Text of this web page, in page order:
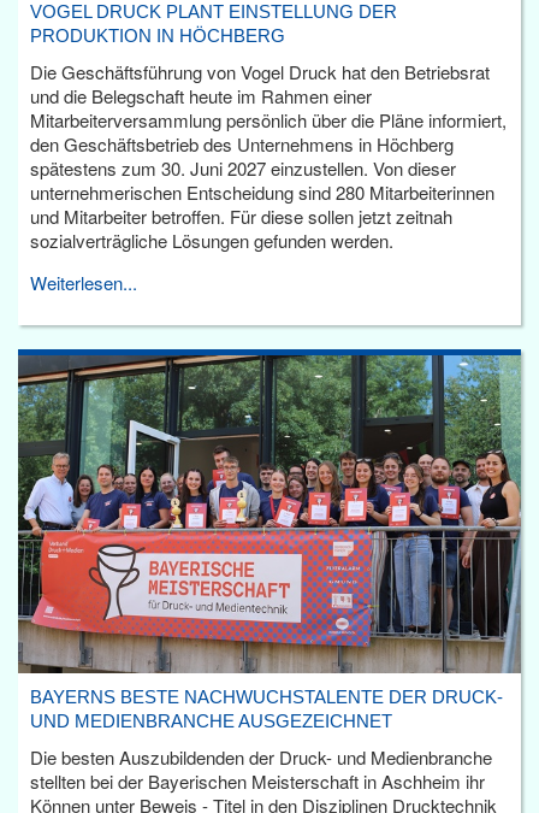
VOGEL DRUCK PLANT EINSTELLUNG DER
PRODUKTION IN HÖCHBERG
Die Geschäftsführung von Vogel Druck hat den Betriebsrat
und die Belegschaft heute im Rahmen einer
Mitarbeiterversammlung persönlich über die Pläne informiert,
den Geschäftsbetrieb des Unternehmens in Höchberg
spätestens zum 30. Juni 2027 einzustellen. Von dieser
unternehmerischen Entscheidung sind 280 Mitarbeiterinnen
und Mitarbeiter betroffen. Für diese sollen jetzt zeitnah
sozialverträgliche Lösungen gefunden werden.
Weiterlesen...
BAYERNS BESTE NACHWUCHSTALENTE DER DRUCK-
UND MEDIENBRANCHE AUSGEZEICHNET
Die besten Auszubildenden der Druck- und Medienbranche
stellten bei der Bayerischen Meisterschaft in Aschheim ihr
Können unter Beweis - Titel in den Disziplinen Drucktechnik